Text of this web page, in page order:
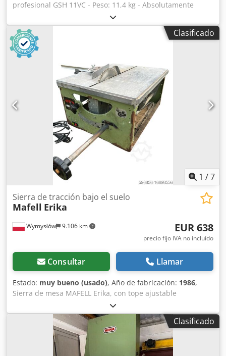
profesional GSH 11VC - Peso: 11,4 kg - Absolutamente
como nuevo Dkedpfx Ahjy R U Nbjyer - Incluye 3 cinceles
nuevos - 1700 vatios - SDS max - Año de fabricación: 2018
Estuvo colocado en un vehículo de servicio.
Clasificado
1 /7
Wymysłów 9.106 km
Sierra de tracción bajo el suelo
Mafell Erika
EUR 638
precio fijo IVA no incluído
Consultar Llamar
Estado: muy bueno (usado), Año de fabricación: 1986,
Sierra de mesa MAFELL Erika, con tope ajustable
lateralmente Dksdoud At Ropfx Ahyjr
Clasificado